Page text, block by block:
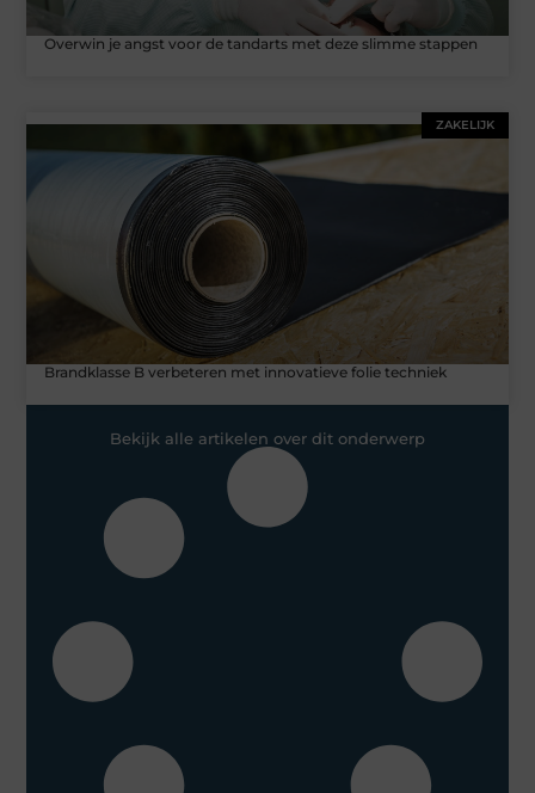
Overwin je angst voor de tandarts met deze slimme stappen
ZAKELIJK
Brandklasse B verbeteren met innovatieve folie techniek
Bekijk alle artikelen over dit onderwerp